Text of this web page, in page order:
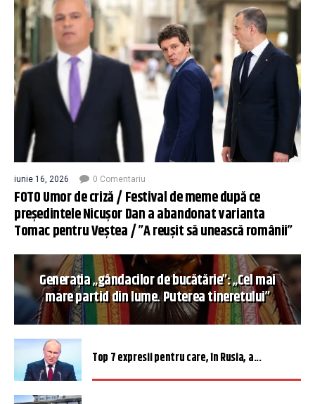
iunie 16, 2026 0 Comentariu
FOTO Umor de criză / Festival de meme după ce
președintele Nicușor Dan a abandonat varianta
Tomac pentru Veștea / ”A reușit să unească românii”
Generația „gândacilor de bucătărie”: „Cel mai
mare partid din lume. Puterea tineretului”
Top 7 expresii pentru care, în Rusia, a...